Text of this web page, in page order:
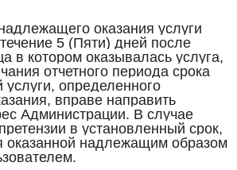
оказания услуги
5 (Пяти) дней после
в котором оказывалась услуга,
отчетного периода срока
услуги, определенного
вправе направить
Администрации. В случае
в установленный срок,
оказанной надлежащим образом